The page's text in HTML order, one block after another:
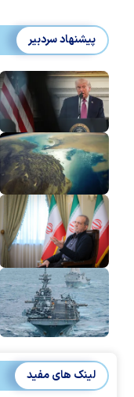
پیشنهاد سردبیر
لینک های مفید